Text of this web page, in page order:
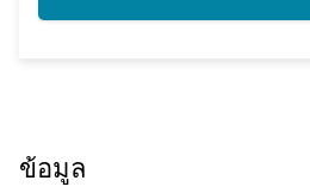
ข้อมูล